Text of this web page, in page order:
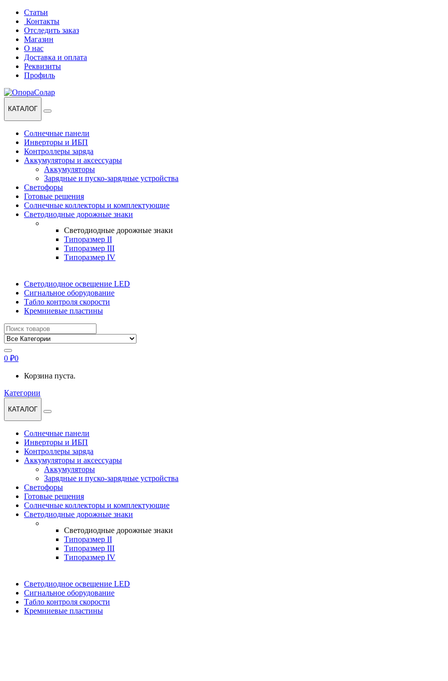
Перейти
навигации
Перейти
содержанию
Статьи
Контакты
Отследить заказ
Магазин
О нас
Доставка и оплата
Реквизиты
Профиль
КАТАЛОГ
Солнечные панели
Инверторы и ИБП
Контроллеры заряда
Аккумуляторы и аксессуары
Аккумуляторы
Зарядные и пуско-зарядные устройства
Светофоры
Готовые решения
Солнечные коллекторы и комплектующие
Светодиодные дорожные знаки
Светодиодные дорожные знаки
Типоразмер II
Типоразмер III
Типоразмер IV
Светодиодное освещение LED
Сигнальное оборудование
Табло контроля скорости
Кремниевые пластины
Найти:
0 ₽0
Корзина пуста.
Категории
КАТАЛОГ
Солнечные панели
Инверторы и ИБП
Контроллеры заряда
Аккумуляторы и аксессуары
Аккумуляторы
Зарядные и пуско-зарядные устройства
Светофоры
Готовые решения
Солнечные коллекторы и комплектующие
Светодиодные дорожные знаки
Светодиодные дорожные знаки
Типоразмер II
Типоразмер III
Типоразмер IV
Светодиодное освещение LED
Сигнальное оборудование
Табло контроля скорости
Кремниевые пластины